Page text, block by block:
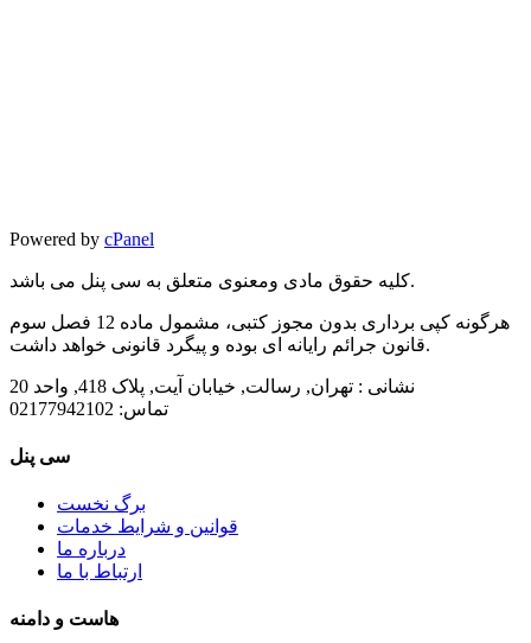
Powered by cPanel
کلیه حقوق مادی ومعنوی متعلق به سی پنل می باشد.
هرگونه کپی برداری بدون مجوز کتبی، مشمول ماده 12 فصل سوم
قانون جرائم رایانه ای بوده و پیگرد قانونی خواهد داشت.
نشانی : تهران, رسالت, خیابان آیت, پلاک 418, واحد 20
تماس:
سی پنل
برگ نخست
قوانین و شرایط خدمات
درباره ما
ارتباط با ما
هاست و دامنه